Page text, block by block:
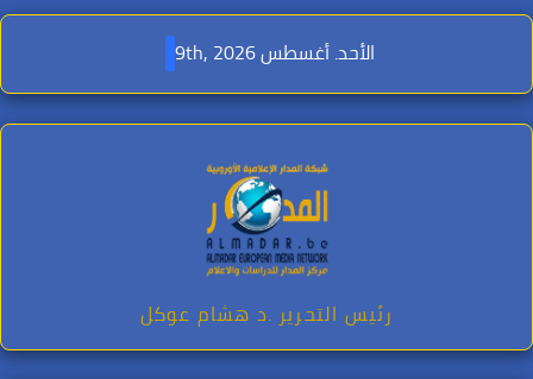
Skip
content
الأحد. أغسطس 9th, 2026
رئيس التحرير .د هشام عوكل